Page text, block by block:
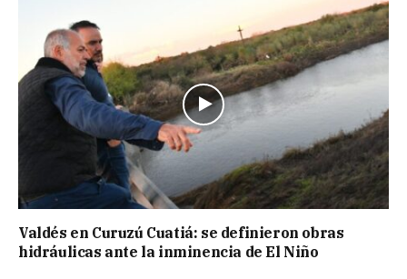
Valdés en Curuzú Cuatiá: se definieron obras
hidráulicas ante la inminencia de El Niño